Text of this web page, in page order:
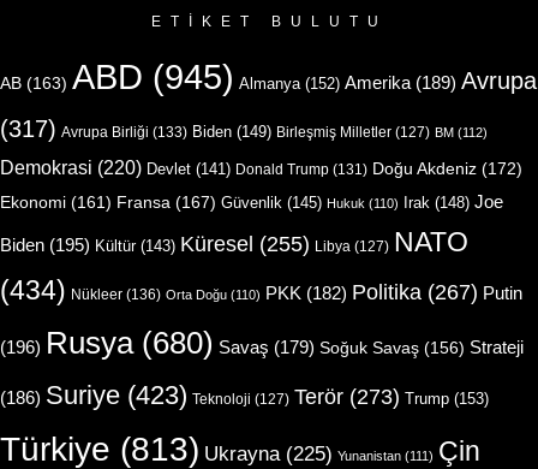
ETIKET BULUTU
AB (163) ABD (945) Almanya(152) Amerika (189) Avrupa
(317) Avrupa Birliği (133) Biden (149) Birleşmiş Milletler (127) BM (112)
Demokrasi (220) Devlet (141) Donald Trump (131) Doğu Akdeniz (172)
Ekonomi (161) Fransa (167) Güvenlik (145) Hukuk (110) Irak (148) Joe
Biden (195) Kültür(143) Küresel (255) Libya (127) NATO
(434) Nükleer (136) Orta Doğu (110) PKK (182) Politika (267) Putin
(196) Rusya(680) Savaş (179) Soğuk Savaş (156) Strateji
(186) Suriye (423) Teknoloji (127) Terör (273) Trump (153)
Türkiye (813) Ukrayna(225) Yunanistan (111) Çin